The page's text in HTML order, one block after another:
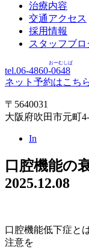
治療内容
交通アクセス
採用情報
スタッフブロ
tel.06-4860-0648
おーむしば
ネット予約はこち
〒5640031
大阪府吹田市元町
In
口腔機能の
2025.12.08
口腔機能低下症と
注意を